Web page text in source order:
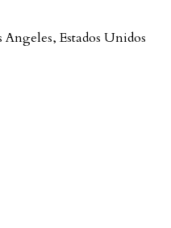
Estados Unidos